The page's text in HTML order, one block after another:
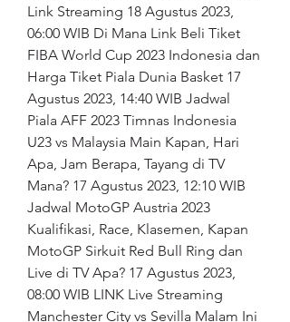
Link Streaming 18 Agustus 2023,
06:00 WIB Di Mana Link Beli Tiket
FIBA World Cup 2023 Indonesia dan
Harga Tiket Piala Dunia Basket 17
Agustus 2023, 14:40 WIB Jadwal
Piala AFF 2023 Timnas Indonesia
U23 vs Malaysia Main Kapan, Hari
Apa, Jam Berapa, Tayang di TV
Mana? 17 Agustus 2023, 12:10 WIB
Jadwal MotoGP Austria 2023
Kualifikasi, Race, Klasemen, Kapan
MotoGP Sirkuit Red Bull Ring dan
Live di TV Apa? 17 Agustus 2023,
08:00 WIB LINK Live Streaming
Manchester City vs Sevilla Malam Ini